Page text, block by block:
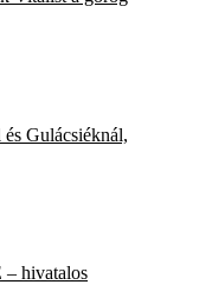
Gulácsiéknál,
– hivatalos